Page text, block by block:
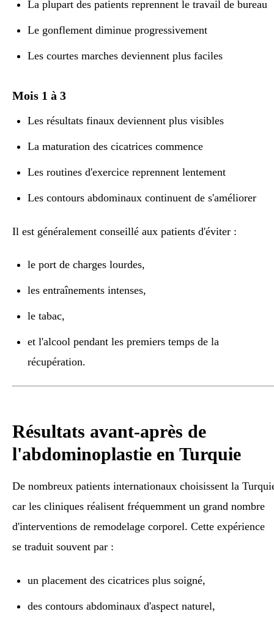
La plupart des patients reprennent le travail de bureau
Le gonflement diminue progressivement
Les courtes marches deviennent plus faciles
Mois 1 à 3
Les résultats finaux deviennent plus visibles
La maturation des cicatrices commence
Les routines d'exercice reprennent lentement
Les contours abdominaux continuent de s'améliorer
Il est généralement conseillé aux patients d'éviter :
le port de charges lourdes,
les entraînements intenses,
le tabac,
et l'alcool pendant les premiers temps de la
récupération.
Résultats avant-après de
l'abdominoplastie en Turquie
De nombreux patients internationaux choisissent la
car les cliniques réalisent fréquemment un grand nombre
d'interventions de remodelage corporel. Cette expérience
se traduit souvent par :
un placement des cicatrices plus soigné,
des contours abdominaux d'aspect naturel,